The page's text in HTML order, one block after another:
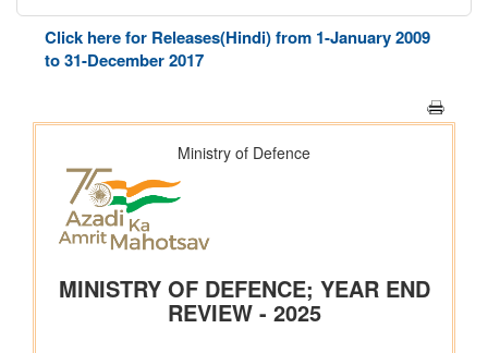
Click here for Releases(Hindi) from 1-January 2009
to 31-December 2017